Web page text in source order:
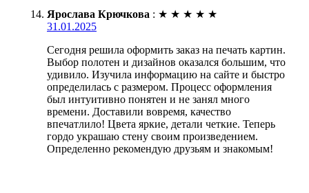
Ярослава Крючкова : ★ ★ ★ ★ ★
31.01.2025
Сегодня решила оформить заказ на печать картин.
Выбор полотен и дизайнов оказался большим, что
удивило. Изучила информацию на сайте и быстро
определилась с размером. Процесс оформления
был интуитивно понятен и не занял много
времени. Доставили вовремя, качество
впечатлило! Цвета яркие, детали четкие. Теперь
гордо украшаю стену своим произведением.
Определенно рекомендую друзьям и знакомым!